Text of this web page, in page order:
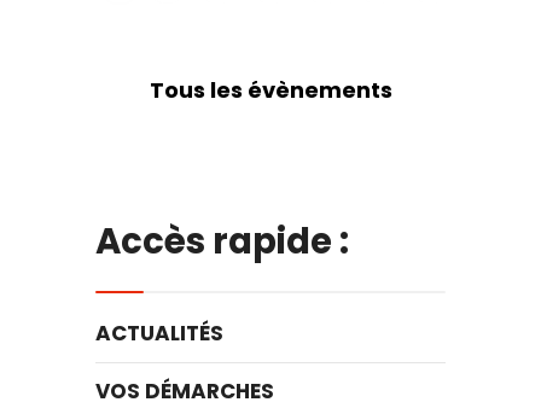
Tous les évènements
Accès rapide :
ACTUALITÉS
VOS DÉMARCHES